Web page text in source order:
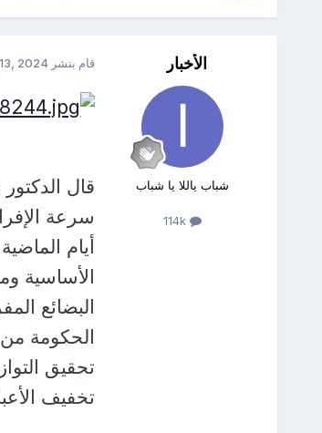
الأخبار
شباب ياللا يا شباب
114k
قام بنشر 2024
قال
سرعة
أيام
الأساسية
الحكومة
تحقيق
تخفيف